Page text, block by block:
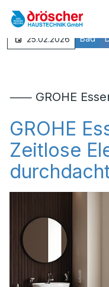
25.02.2026 Bad
⸺ GROHE
GROHE
Zeitlose